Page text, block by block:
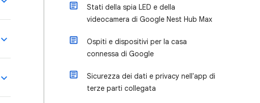
Stati della spia LED e della
videocamera di Google Nest Hub Max
Ospiti e dispositivi per la casa
connessa di Google
Sicurezza dei dati e privacy nell'app di
terze parti collegata